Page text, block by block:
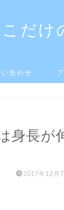
だけ
合わせ
身長が
2017年12月7